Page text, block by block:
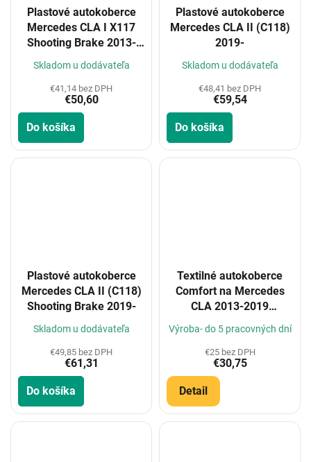
Plastové autokoberce
Mercedes CLA I X117
Shooting Brake 2013-
2019
Skladom u dodávateľa
€41,14 bez DPH
€50,60
Do košíka
Plastové autokoberce
Mercedes CLA II (C118)
2019-
Skladom u dodávateľa
€48,41 bez DPH
€59,54
Do košíka
Plastové autokoberce
Mercedes CLA II (C118)
Shooting Brake 2019-
Skladom u dodávateľa
€49,85 bez DPH
€61,31
Do košíka
Textilné autokoberce
Comfort na Mercedes
CLA 2013-2019
Výroba- do 5 pracovných dní
€25 bez DPH
€30,75
Detail